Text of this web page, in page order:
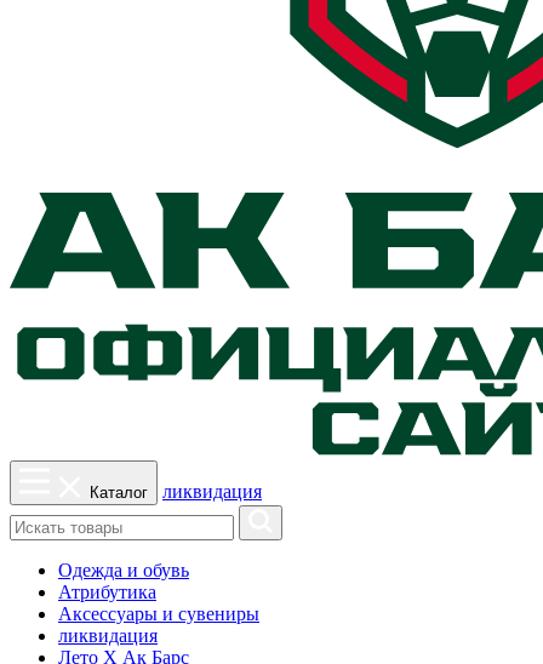
Каталог ликвидация
Одежда и обувь
Атрибутика
Аксессуары и сувениры
ликвидация
Лето Х Ак Барс